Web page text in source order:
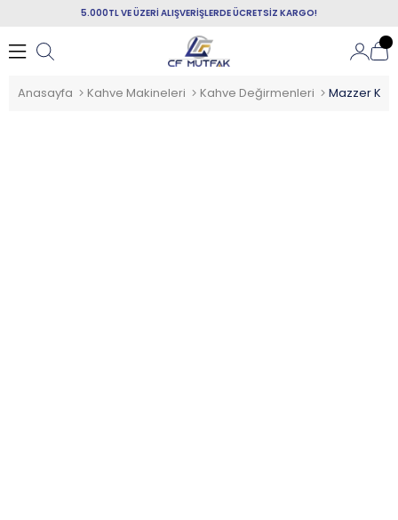
5.000TL VE ÜZERİ ALIŞVERİŞLERDE ÜCRETSİZ KARGO!
Anasayfa Kahve Makineleri Kahve Değirmenleri Mazzer